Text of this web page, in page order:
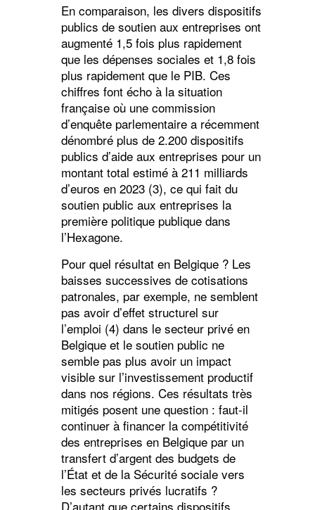
En comparaison, les divers dispositifs
publics de soutien aux entreprises ont
augmenté 1,5 fois plus rapidement
que les dépenses sociales et 1,8 fois
plus rapidement que le PIB. Ces
chiffres font écho à la situation
française où une commission
d’enquête parlementaire a récemment
dénombré plus de 2.200 dispositifs
publics d’aide aux entreprises pour un
montant total estimé à 211 milliards
d’euros en 2023 (3), ce qui fait du
soutien public aux entreprises la
première politique publique dans
l’Hexagone.
Pour quel résultat en Belgique ? Les
baisses successives de cotisations
patronales, par exemple, ne semblent
pas avoir d’effet structurel sur
l’emploi (4) dans le secteur privé en
Belgique et le soutien public ne
semble pas plus avoir un impact
visible sur l’investissement productif
dans nos régions. Ces résultats très
mitigés posent une question : faut-il
continuer à financer la compétitivité
des entreprises en Belgique par un
transfert d’argent des budgets de
l’État et de la Sécurité sociale vers
les secteurs privés lucratifs ?
D’autant que certains dispositifs